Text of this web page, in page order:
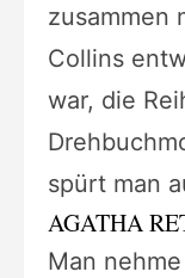
zusammen
Collins
war, die
spürt man
AGATHA
Man